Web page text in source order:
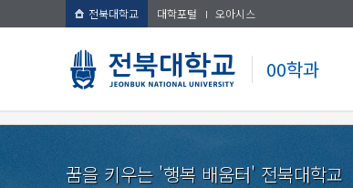
전북대학교 대학포털 오아시스
00학과
꿈을 키우는 '행복 배움터' 전북대학교